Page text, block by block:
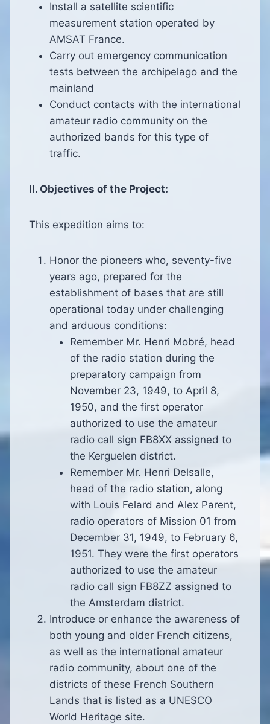
Install a satellite scientific
measurement station operated by
AMSAT France.
Carry out emergency communication
tests between the archipelago and the
mainland
Conduct contacts with the international
amateur radio community on the
authorized bands for this type of
traffic.
II. Objectives of the Project:
This expedition aims to:
Honor the pioneers who, seventy-five
years ago, prepared for the
establishment of bases that are still
operational today under challenging
and arduous conditions:
Remember Mr. Henri Mobré, head
of the radio station during the
preparatory campaign from
November 23, 1949, to April 8,
1950, and the first operator
authorized to use the amateur
radio call sign FB8XX assigned to
the Kerguelen district.
Remember Mr. Henri Delsalle,
head of the radio station, along
with Louis Felard and Alex Parent,
radio operators of Mission 01 from
December 31, 1949, to February 6,
1951. They were the first operators
authorized to use the amateur
radio call sign FB8ZZ assigned to
the Amsterdam district.
Introduce or enhance the awareness of
both young and older French citizens,
as well as the international amateur
radio community, about one of the
districts of these French Southern
Lands that is listed as a UNESCO
World Heritage site.